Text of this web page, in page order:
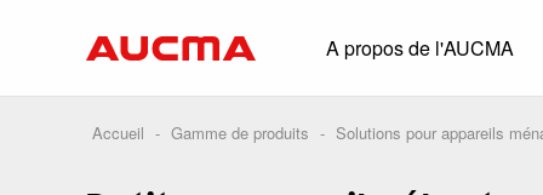
A propos de l'AUCMA
Aperçu Historique
Accueil - Gamme de produits - Solutions pour appareils